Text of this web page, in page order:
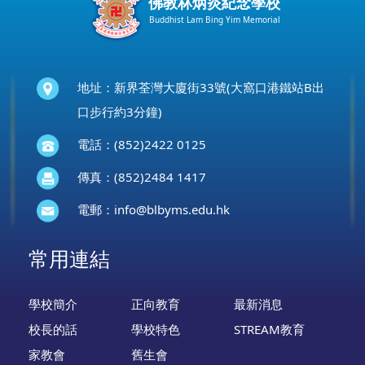
Buddhist Lam Bing Yim Memorial
地址：新界荃灣大廈街33號(大窩口港鐵站B出
口步行約3分鐘)
電話：(852)2422 0125
傳真：(852)2484 1417
電郵： info@blbyms.edu.hk
常用連結
學校簡介 正向教育
最新消息
校長的話
學校特色
STREAM教育
家教會
舊生會